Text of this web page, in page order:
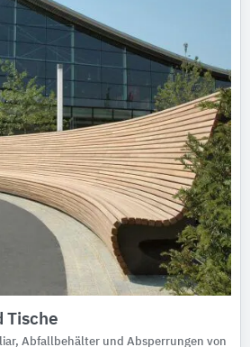
Tische
Abfallbehälter und Absperrungen von